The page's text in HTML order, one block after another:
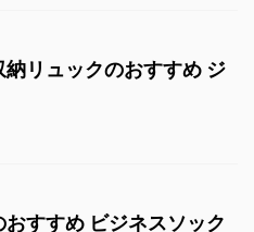
納リュックのおすすめ ジ
すすめ ビジネスソック